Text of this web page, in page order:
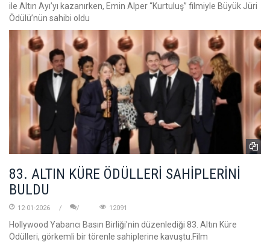
ile Altın Ayı’yı kazanırken, Emin Alper “Kurtuluş” filmiyle Büyük Jüri
Ödülü’nün sahibi oldu
83. ALTIN KÜRE ÖDÜLLERİ SAHİPLERİNİ
BULDU
12-01-2026 12091
Hollywood Yabancı Basın Birliği'nin düzenlediği 83. Altın Küre
Ödülleri, görkemli bir törenle sahiplerine kavuştu.Film